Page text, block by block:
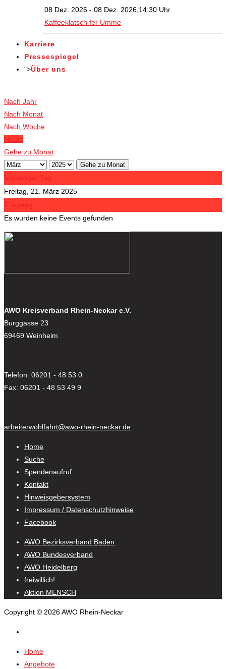
08 Dez. 2026 - 08 Dez. 2026,14:30 Uhr
Kaffeeklatsch fer Umme
Karriere
Pressespiegel
">Über uns
Nach Jahr
Nach Monat
Nach Woche
Heute
Gehe zu Monat
Gehe zu Monat
Vorheriger Tag
Freitag, 21. März 2025
Folgetag
Es wurden keine Events gefunden
AWO Kreisverband Rhein-Neckar e.V.
Burggasse 23
69469 Weinheim
Telefon: 06201 - 48 53 0
Fax: 06201 - 48 53 49 9
arbeiterwohlfahrt@awo-rhein-neckar.de
Home
Suche
Spendenaufruf
Kontakt
Hinweisgebersystem
Impressum / Datenschutzhinweise
Facebook
AWO Bezirksverband Baden
AWO Bundesverband
AWO Heidelberg
freiwillich!
Aktion MENSCH
Copyright © 2026 AWO Rhein-Neckar
Home
Angebote